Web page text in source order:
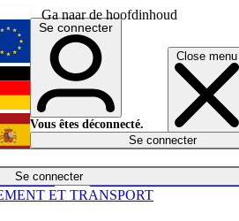
Ga naar de hoofdinhoud
Close menu
Se connecter
Économie
English
Deutsch
Español
Se connecter
Vous êtes déconnecté.
Se connecter
ET TRANSPORT